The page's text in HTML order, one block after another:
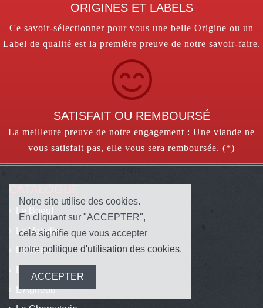
ORIGINES ET LABELS
Ce savoir-sélectionner pour vous une belle Origine ou un
Label de qualité est la première preuve de notre savoir-faire.
SATISFAIT OU REMBOURSÉ
La meilleure preuve de notre engagement : Une viande ne
vous satisfait pas, elle vous sera remboursée. (*)
CATALOGUE
Le Boeuf
La Volaille
Le Veau
L'Agneau
Notre site utilise des cookies.
En cliquant sur "ACCEPTER",
cela signifie que vous accepter
notrepolitique d'utilisation des cookies.
ACCEPTER